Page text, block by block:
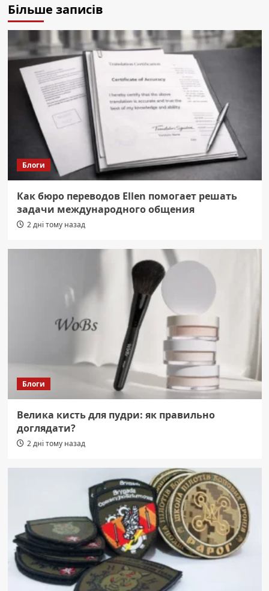
Більше записів
Блоги
Как бюро переводов Ellen помогает решать
задачи международного общения
2 дні тому назад
Блоги
Велика кисть для пудри: як правильно
доглядати?
2 дні тому назад